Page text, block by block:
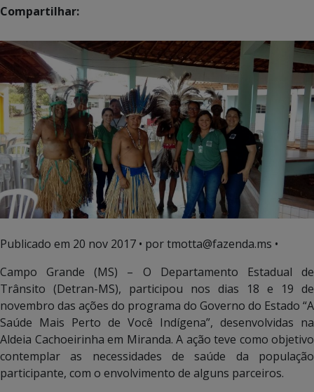
Compartilhar:
Publicado em 20 nov 2017 • por tmotta@fazenda.ms •
Campo Grande (MS) – O Departamento Estadual de
Trânsito (Detran-MS), participou nos dias 18 e 19 de
novembro das ações do programa do Governo do Estado “A
Saúde Mais Perto de Você Indígena”, desenvolvidas na
Aldeia Cachoeirinha em Miranda. A ação teve como objetivo
contemplar as necessidades de saúde da população
participante, com o envolvimento de alguns parceiros.